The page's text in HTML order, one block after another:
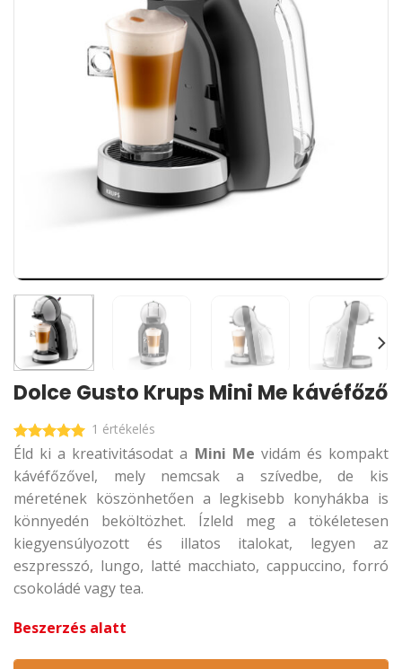
Dolce Gusto Krups Mini Me kávéfőző
Értékelés:
/ 5
1 értékelés
Éld ki a kreativitásodat a Mini Me vidám és kompakt
kávéfőzővel, mely nemcsak a szívedbe, de kis
méretének köszönhetően a legkisebb konyhákba is
könnyedén beköltözhet. Ízleld meg a tökéletesen
kiegyensúlyozott és illatos italokat, legyen az
eszpresszó, lungo, latté macchiato, cappuccino, forró
csokoládé vagy tea.
Beszerzés alatt